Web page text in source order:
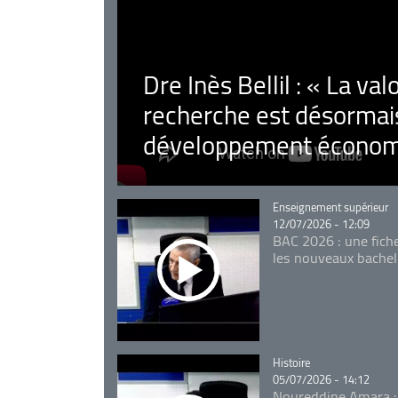
Dre Inès Bellil : « La
recherche est
développement
Catégorie
Enseignement supérieur
12/07/2026 - 12:09
BAC 2026 : une
les nouveaux
Catégorie
Histoire
05/07/2026 - 14:12